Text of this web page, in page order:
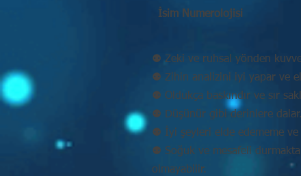
İsim Numerolojisi
⚉ Zeki ve ruhsal yönden
⚉ Zihin analizini iyi yapar ve
⚉ Oldukça baskındır ve sır
⚉ Düşünür gibi derinlere dalar.
⚉ İyi şeyleri elde edememe ve
⚉ Soğuk ve mesafeli
olmayabilir.